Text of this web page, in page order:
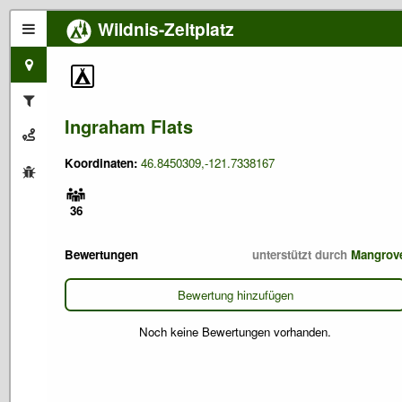
Wildnis-Zeltplatz
Ingraham Flats
Koordinaten: 46.8450309,-121.7338167
36
Bewertungen unterstützt durch
Bewertung hinzufügen
Noch keine Bewertungen vorhanden.